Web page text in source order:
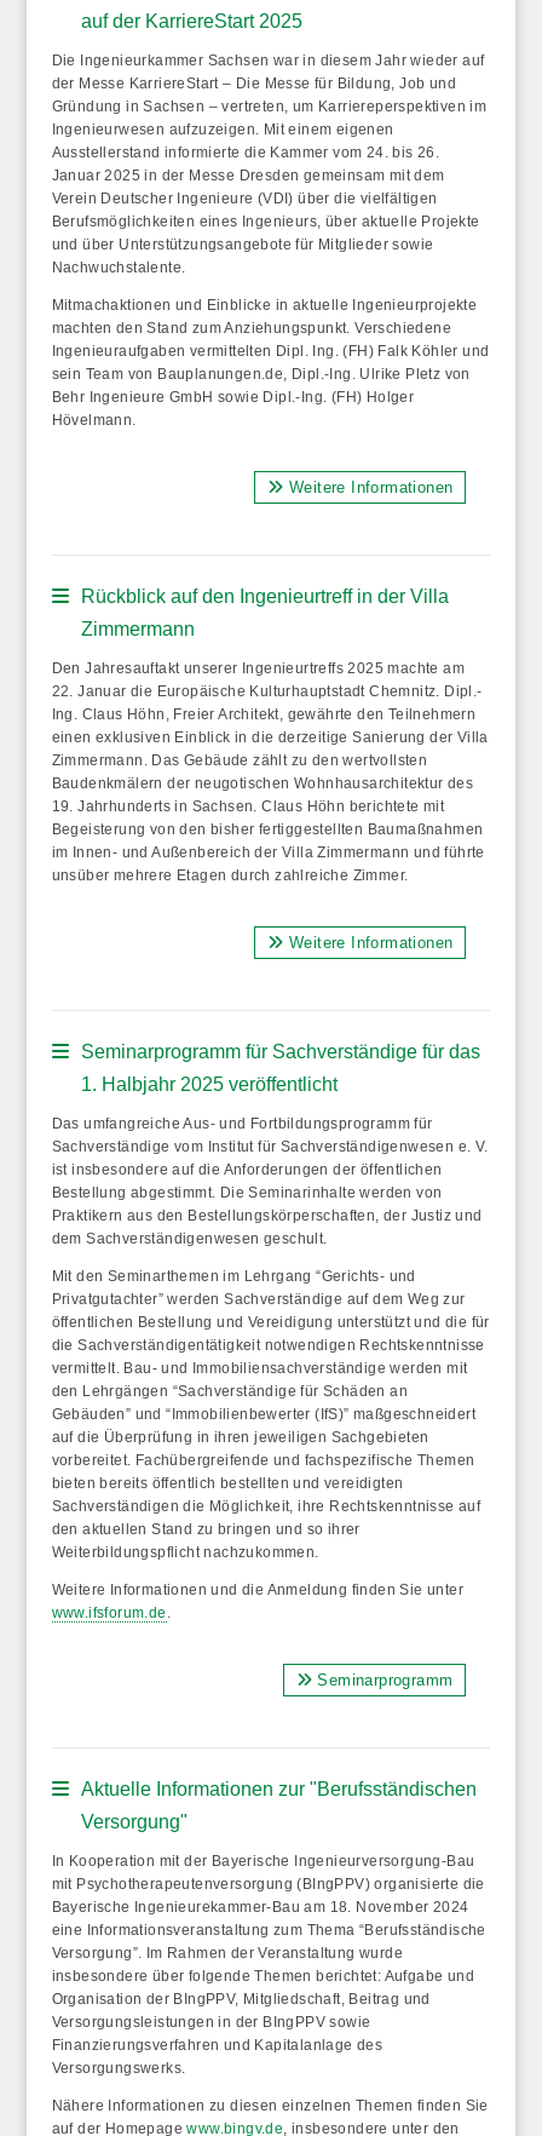
auf der KarriereStart 2025
Die Ingenieurkammer Sachsen war in diesem Jahr wieder auf
der Messe KarriereStart – Die Messe für Bildung, Job und
Gründung in Sachsen – vertreten, um Karriereperspektiven im
Ingenieurwesen aufzuzeigen. Mit einem eigenen
Ausstellerstand informierte die Kammer vom 24. bis 26.
Januar 2025 in der Messe Dresden gemeinsam mit dem
Verein Deutscher Ingenieure (VDI) über die vielfältigen
Berufsmöglichkeiten eines Ingenieurs, über aktuelle Projekte
und über Unterstützungsangebote für Mitglieder sowie
Nachwuchstalente.
Mitmachaktionen und Einblicke in aktuelle Ingenieurprojekte
machten den Stand zum Anziehungspunkt. Verschiedene
Ingenieuraufgaben vermittelten Dipl. Ing. (FH) Falk Köhler und
sein Team von Bauplanungen.de, Dipl.-Ing. Ulrike Pletz von
Behr Ingenieure GmbH sowie Dipl.-Ing. (FH) Holger
Hövelmann.
Weitere Informationen
Rückblick auf den Ingenieurtreff in der Villa
Zimmermann
Den Jahresauftakt unserer Ingenieurtreffs 2025 machte am
22. Januar die Europäische Kulturhauptstadt Chemnitz. Dipl.-
Ing. Claus Höhn, Freier Architekt, gewährte den Teilnehmern
einen exklusiven Einblick in die derzeitige Sanierung der Villa
Zimmermann. Das Gebäude zählt zu den wertvollsten
Baudenkmälern der neugotischen Wohnhausarchitektur des
19. Jahrhunderts in Sachsen. Claus Höhn berichtete mit
Begeisterung von den bisher fertiggestellten Baumaßnahmen
im Innen- und Außenbereich der Villa Zimmermann und führte
unsüber mehrere Etagen durch zahlreiche Zimmer.
Weitere Informationen
Seminarprogramm für Sachverständige für das
1. Halbjahr 2025 veröffentlicht
Das umfangreiche Aus- und Fortbildungsprogramm für
Sachverständige vom Institut für Sachverständigenwesen e. V.
ist insbesondere auf die Anforderungen der öffentlichen
Bestellung abgestimmt. Die Seminarinhalte werden von
Praktikern aus den Bestellungskörperschaften, der Justiz und
dem Sachverständigenwesen geschult.
Mit den Seminarthemen im Lehrgang “Gerichts- und
Privatgutachter” werden Sachverständige auf dem Weg zur
öffentlichen Bestellung und Vereidigung unterstützt und die für
die Sachverständigentätigkeit notwendigen Rechtskenntnisse
vermittelt. Bau- und Immobiliensachverständige werden mit
den Lehrgängen “Sachverständige für Schäden an
Gebäuden” und “Immobilienbewerter (IfS)” maßgeschneidert
auf die Überprüfung in ihren jeweiligen Sachgebieten
vorbereitet. Fachübergreifende und fachspezifische Themen
bieten bereits öffentlich bestellten und vereidigten
Sachverständigen die Möglichkeit, ihre Rechtskenntnisse auf
den aktuellen Stand zu bringen und so ihrer
Weiterbildungspflicht nachzukommen.
Weitere Informationen und die Anmeldung finden Sie unter
www.ifsforum.de
Seminarprogramm
Aktuelle Informationen zur "Berufsständischen
Versorgung"
In Kooperation mit der Bayerische Ingenieurversorgung-Bau
mit Psychotherapeutenversorgung (BIngPPV) organisierte die
Bayerische Ingenieurekammer-Bau am 18. November 2024
eine Informationsveranstaltung zum Thema “Berufsständische
Versorgung”. Im Rahmen der Veranstaltung wurde
insbesondere über folgende Themen berichtet: Aufgabe und
Organisation der BIngPPV, Mitgliedschaft, Beitrag und
Versorgungsleistungen in der BIngPPV sowie
Finanzierungsverfahren und Kapitalanlage des
Versorgungswerks.
Nähere Informationen zu diesen einzelnen Themen finden Sie
auf der Homepagewww.bingv.de , insbesondere unter den